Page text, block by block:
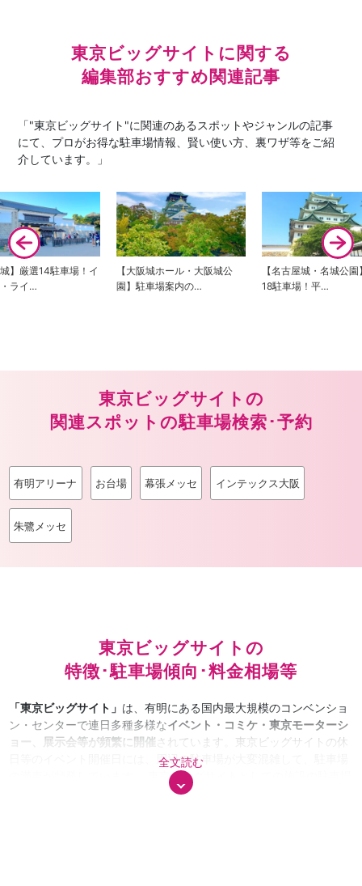
東京ビッグサイトに関する
編集部おすすめ関連記事
「"東京ビッグサイト"に関連のあるスポットやジャンルの記事
にて、プロがお得な駐車場情報、賢い使い方、裏ワザ等をご紹
介しています。」
ホール・大阪城公
場案内の…
【名古屋城・名城公園】厳選
18駐車場！平…
【小田原城】駐車場
定版！観光・イ…
東京ビッグサイトの
関連スポットの駐車場検索･予約
有明アリーナ お台場 幕張メッセ インテックス大阪
朱鷺メッセ
東京ビッグサイトの
特徴･駐車場傾向･料金相場等
全文読む
「東京ビッグサイト」 は、有明にある国内最大規模のコンベンショ
ン・センターで連日多種多様なイベント・コミケ・東京モーターシ
ョー、展示会等が頻繁に開催 されています。東京ビッグサイトの休
日等のイベント開催日には、周辺の駐車場が大変混雑して、駐車場
の満車が頻発しています。 東京ビッグサイトとしての施設の駐車場
は、主に有明エリアに約3,500台ありますが、人気イベント時には